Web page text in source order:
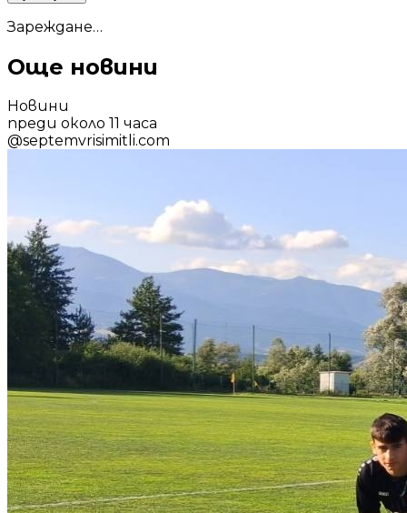
Зареждане…
Още новини
Новини
преди около 11 часа
@septemvrisimitli.com